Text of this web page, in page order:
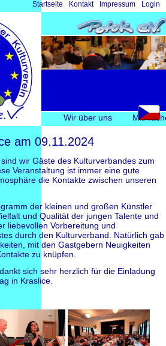
Navigation
überspringen
Wir über uns
Navigation
überspringen
Login
Impressum
Kontakt
Startseite
am 09.11.2024
wir Gäste des Kulturverbandes zum
Veranstaltung ist immer eine gute
die Kontakte zwischen unseren
der kleinen und großen Künstler
und Qualität der jungen Talente und
liebevollen Vorbereitung und
durch den Kulturverband. Natürlich gab
mit den Gastgebern Neuigkeiten
zu knüpfen.
sich sehr herzlich für die Einladung
in Kraslice.